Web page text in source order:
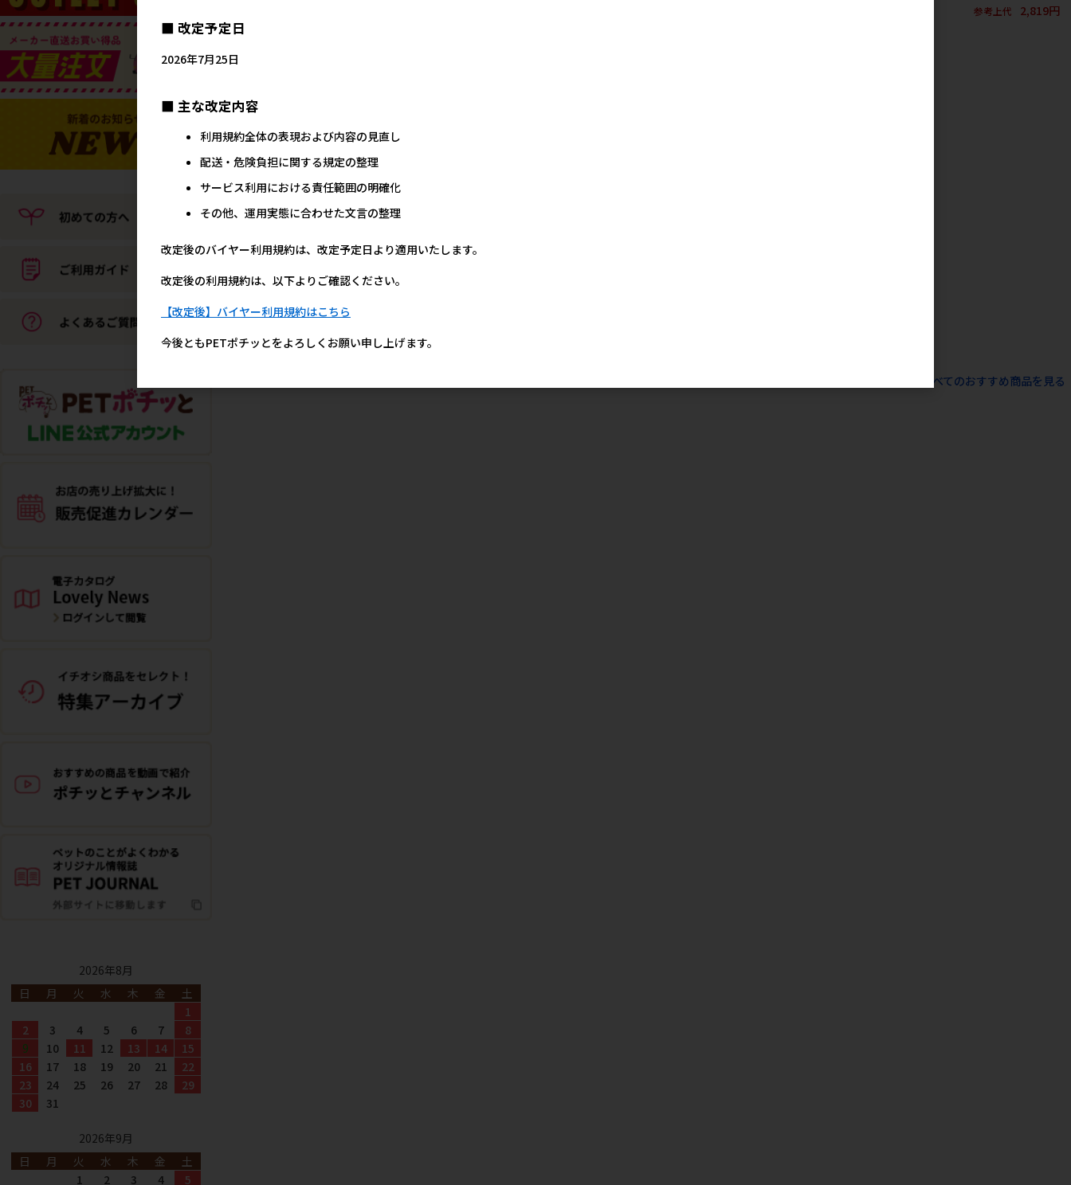
参考上代
2,819円
ャびょんびょん
650円
んぽ用エチケットパック 110
すべてのおすすめ商品を見る
2026年8月
日
月 火 水 木 金
土
1
2
3 4 5 6 7
8
9
10 11 12 13 14
15
16
17 18 19 20 21
22
23
24 25 26 27 28
29
30
31
2026年9月
日
月 火 水 木 金
土
1
2 3 4 5
■ 改定予定日
2026年7月25日
■ 主な改定内容
利用規約全体の表現および内容の見直し
配送・危険負担に関する規定の整理
サービス利用における責任範囲の明確化
その他、運用実態に合わせた文言の整理
改定後のバイヤー利用規約は、改定予定日より適用いたします。
改定後の利用規約は、以下よりご確認ください。
【改定後】バイヤー利用規約はこちら
今後ともPETポチッとをよろしくお願い申し上げます。